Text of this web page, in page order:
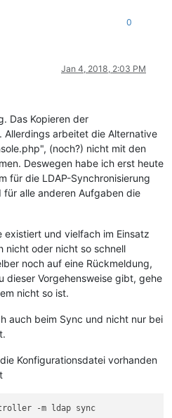
0
Jan 4, 2018, 2:03 PM
Das Kopieren der
Allerdings arbeitet die Alternative
(noch?) nicht mit den
Deswegen habe ich erst heute
für die LDAP-Synchronisierung
alle anderen Aufgaben die
existiert und vielfach im Einsatz
nicht oder nicht so schnell
noch auf eine Rückmeldung,
dieser Vorgehensweise gibt, gehe
nicht so ist.
auch beim Sync und nicht nur bei
Konfigurationsdatei vorhanden